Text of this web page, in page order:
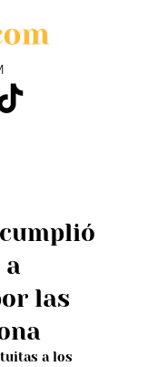
a
las
a los